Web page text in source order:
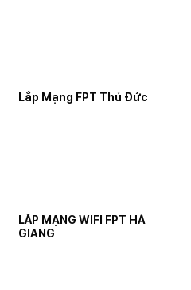
Lắp Mạng FPT Thủ Đức
LẮP MẠNG WIFI FPT HÀ
GIANG